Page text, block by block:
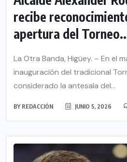
recibe
apertura del
La Otra Banda, Higüey. – En el
inauguración del tradicional
considerado la antesala del...
BY REDACCIÓN JUNIO 5, 2026